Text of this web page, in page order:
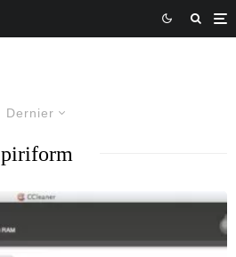
Dernier
piriform